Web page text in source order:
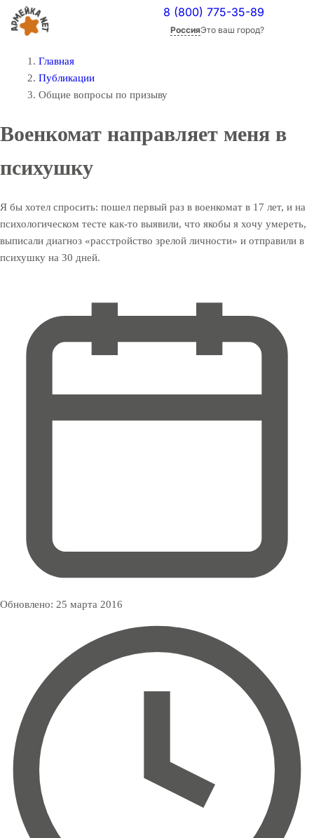
8 (800) 775-35-89
РоссияЭто ваш город?
Главная
Публикации
Общие вопросы по призыву
Военкомат направляет меня в
психушку
Я бы хотел спросить: пошел первый раз в военкомат в 17 лет, и на
психологическом тесте как-то выявили, что якобы я хочу умереть,
выписали диагноз «расстройство зрелой личности» и отправили в
психушку на 30 дней.
Обновлено: 25 марта 2016